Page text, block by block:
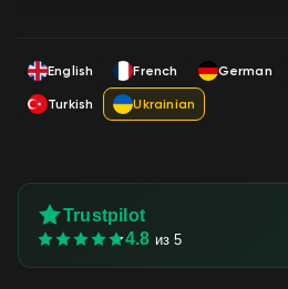
English French German
Turkish
Ukrainian
Trustpilot
4.8 из 5